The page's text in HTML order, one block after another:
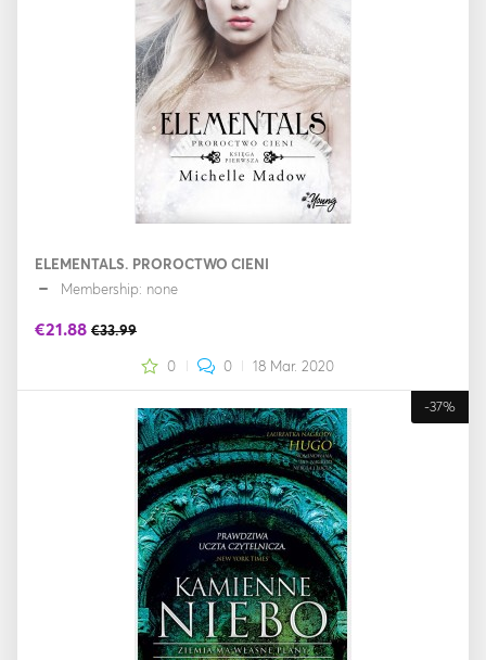
ELEMENTALS. PROROCTWO CIENI
Membership: none
€21.88 €33.99
0 0 18 Mar. 2020
-37%